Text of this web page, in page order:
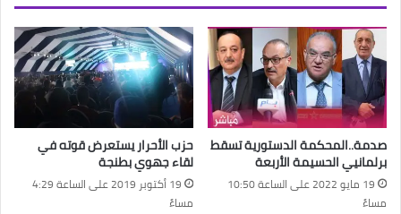
صدمة..المحكمة الدستورية تسقط
برلمانيي الحسيمة الأربعة
19 مايو 2022 على الساعة 10:50
مساءً
حزب الأحرار يستعرض قوته في
لقاء جهوي بطنجة
19 أكتوبر 2019 على الساعة 4:29
مساءً